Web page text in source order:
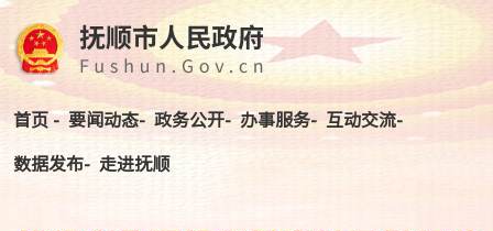
首页 -要闻动态-政务公开-办事服务- 互动交流-
数据发布- 走进抚顺